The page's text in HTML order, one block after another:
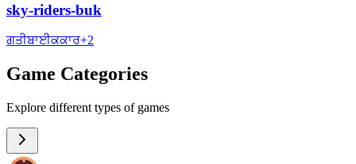
sky-riders-buk
ਗਤੀਬਾਈਕਕਾਰ+2
Game Categories
Explore different types of games